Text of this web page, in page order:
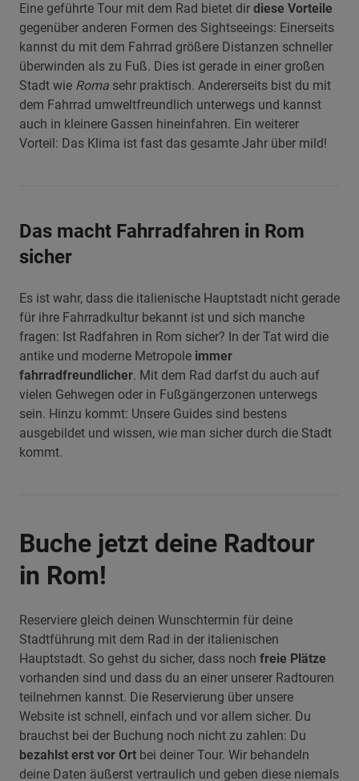
Eine geführte Tour mit dem Rad bietet dir diese Vorteile
gegenüber anderen Formen des Sightseeings: Einerseits
kannst du mit dem Fahrrad größere Distanzen schneller
überwinden als zu Fuß. Dies ist gerade in einer großen
Stadt wie Roma sehr praktisch. Andererseits bist du mit
dem Fahrrad umweltfreundlich unterwegs und kannst
auch in kleinere Gassen hineinfahren. Ein weiterer
Vorteil: Das Klima ist fast das gesamte Jahr über mild!
Das macht Fahrradfahren in Rom
sicher
Es ist wahr, dass die italienische Hauptstadt nicht gerade
für ihre Fahrradkultur bekannt ist und sich manche
fragen: Ist Radfahren in Rom sicher? In der Tat wird die
antike und moderne Metropole immer
fahrradfreundlicher. Mit dem Rad darfst du auch auf
vielen Gehwegen oder in Fußgängerzonen unterwegs
sein. Hinzu kommt: Unsere Guides sind bestens
ausgebildet und wissen, wie man sicher durch die Stadt
kommt.
Buche jetzt deine Radtour
in Rom!
Reserviere gleich deinen Wunschtermin für deine
Stadtführung mit dem Rad in der italienischen
Hauptstadt. So gehst du sicher, dass noch freie Plätze
vorhanden sind und dass du an einer unserer Radtouren
teilnehmen kannst. Die Reservierung über unsere
Website ist schnell, einfach und vor allem sicher. Du
brauchst bei der Buchung noch nicht zu zahlen: Du
bezahlst erst vor Ort bei deiner Tour. Wir behandeln
deine Daten äußerst vertraulich und geben diese niemals